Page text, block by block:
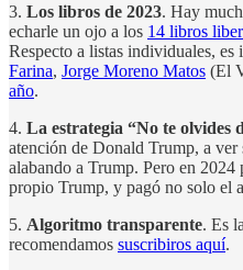
3. Los libros de 2023. Hay
echarle un ojo a los 14 libros
Respecto a listas individuales, es
Farina, Jorge Moreno Matos (El
año.
4. La estrategia “No te olvides
atención de Donald Trump, a
alabando a Trump. Pero en
propio Trump, y pagó no solo el
5. Algoritmo transparente. Es
recomendamos suscribiros aquí.